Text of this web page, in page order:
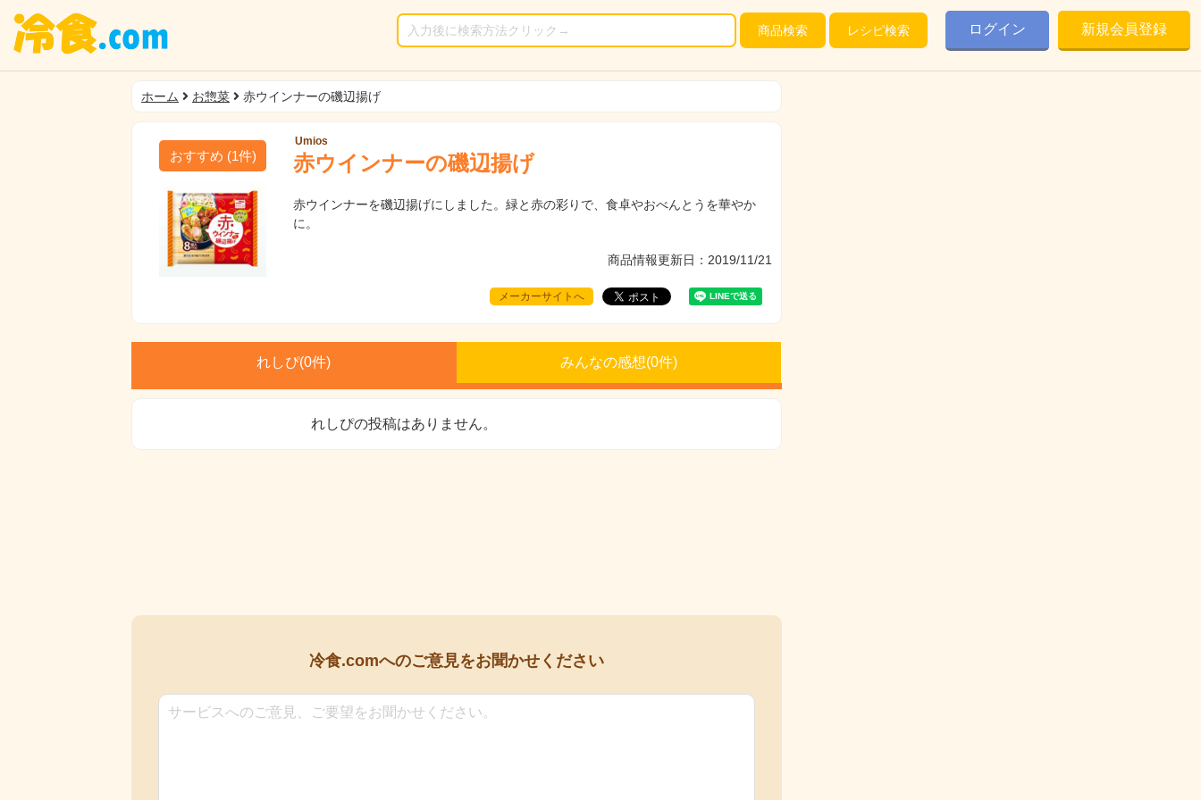
商品検索 レシピ検索 ログイン 新規会員登録
ホーム お惣菜 赤ウインナーの磯辺揚げ
おすすめ (1件)
Umios
赤ウインナーの磯辺揚げ
赤ウインナーを磯辺揚げにしました。緑と赤の彩りで、食卓やおべんとうを華やか
に。
商品情報更新日：2019/11/21
メーカーサイトへ
れしぴ(0件) みんなの感想(0件)
れしぴの投稿はありません。
冷食.comへのご意見をお聞かせください